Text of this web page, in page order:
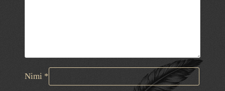
Nimi *